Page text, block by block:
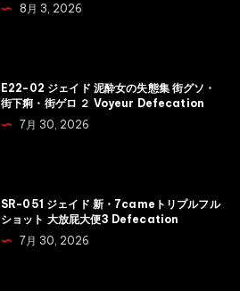
8月 3, 2026
E22-02 ジェイド 泥酔女の失態集 街グソ・
街下痢・街ゲロ ２ Voyeur Defecation
7月 30, 2026
SR-051 ジェイド 新・7cameトリプルフル
ショット 大放屁大便3 Defecation
7月 30, 2026